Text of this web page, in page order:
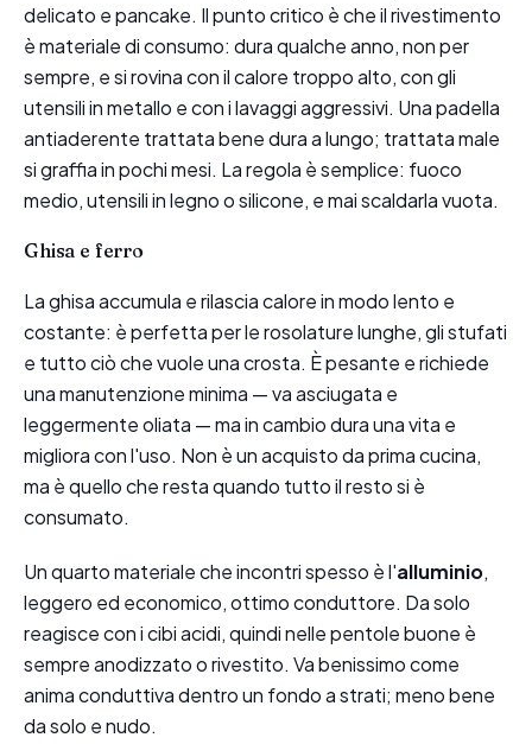
delicato e pancake. Il punto critico è che il rivestimento
è materiale di consumo: dura qualche anno, non per
sempre, e si rovina con il calore troppo alto, con gli
utensili in metallo e con i lavaggi aggressivi. Una padella
antiaderente trattata bene dura a lungo; trattata male
si graffia in pochi mesi. La regola è semplice: fuoco
medio, utensili in legno o silicone, e mai scaldarla vuota.
Ghisa e ferro
La ghisa accumula e rilascia calore in modo lento e
costante: è perfetta per le rosolature lunghe, gli stufati
e tutto ciò che vuole una crosta. È pesante e richiede
una manutenzione minima — va asciugata e
leggermente oliata — ma in cambio dura una vita e
migliora con l'uso. Non è un acquisto da prima cucina,
ma è quello che resta quando tutto il resto si è
consumato.
Un quarto materiale che incontri spesso è l'alluminio,
leggero ed economico, ottimo conduttore. Da solo
reagisce con i cibi acidi, quindi nelle pentole buone è
sempre anodizzato o rivestito. Va benissimo come
anima conduttiva dentro un fondo a strati; meno bene
da solo e nudo.